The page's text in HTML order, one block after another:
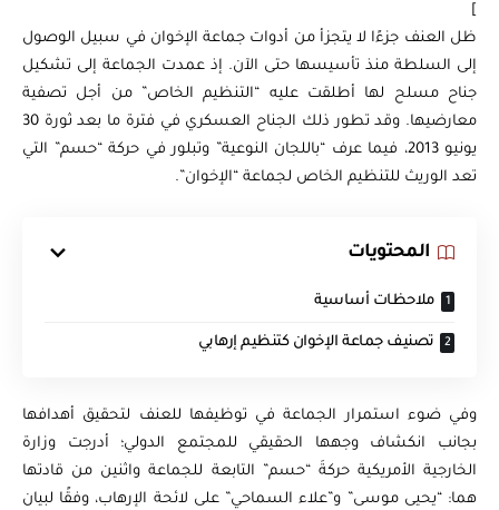
ظل العنف جزءًا لا يتجزأ من أدوات جماعة الإخوان في سبيل الوصول
إلى السلطة منذ تأسيسها حتى الآن. إذ عمدت الجماعة إلى تشكيل
جناح مسلح لها أطلقت عليه “التنظيم الخاص” من أجل تصفية
معارضيها. وقد تطور ذلك الجناح العسكري في فترة ما بعد ثورة 30
يونيو 2013، فيما عرف “باللجان النوعية” وتبلور في حركة “حسم” التي
تعد الوريث للتنظيم الخاص لجماعة “الإخوان”.
المحتويات
ملاحظات أساسية
تصنيف جماعة الإخوان كتنظيم إرهابي
وفي ضوء استمرار الجماعة في توظيفها للعنف لتحقيق أهدافها
بجانب انكشاف وجهها الحقيقي للمجتمع الدولي؛ أدرجت وزارة
الخارجية الأمريكية حركةَ “حسم” التابعة للجماعة واثنين من قادتها
هما: “يحيى موسى” و”علاء السماحي” على لائحة الإرهاب، وفقًا لبيان